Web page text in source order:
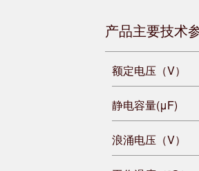
产品主要技术
额定电压（V）
静电容量(μF)
浪涌电压（V）